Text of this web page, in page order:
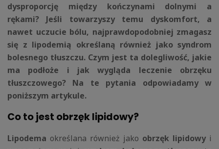
dysproporcję między kończynami dolnymi a
rękami? Jeśli towarzyszy temu dyskomfort, a
nawet uczucie bólu, najprawdopodobniej zmagasz
się z lipodemią określaną również jako syndrom
bolesnego tłuszczu. Czym jest ta dolegliwość, jakie
ma podłoże i jak wygląda leczenie obrzęku
tłuszczowego? Na te pytania odpowiadamy w
poniższym artykule.
Co to jest obrzęk lipidowy?
Lipodema określana również jako obrzęk lipidowy i